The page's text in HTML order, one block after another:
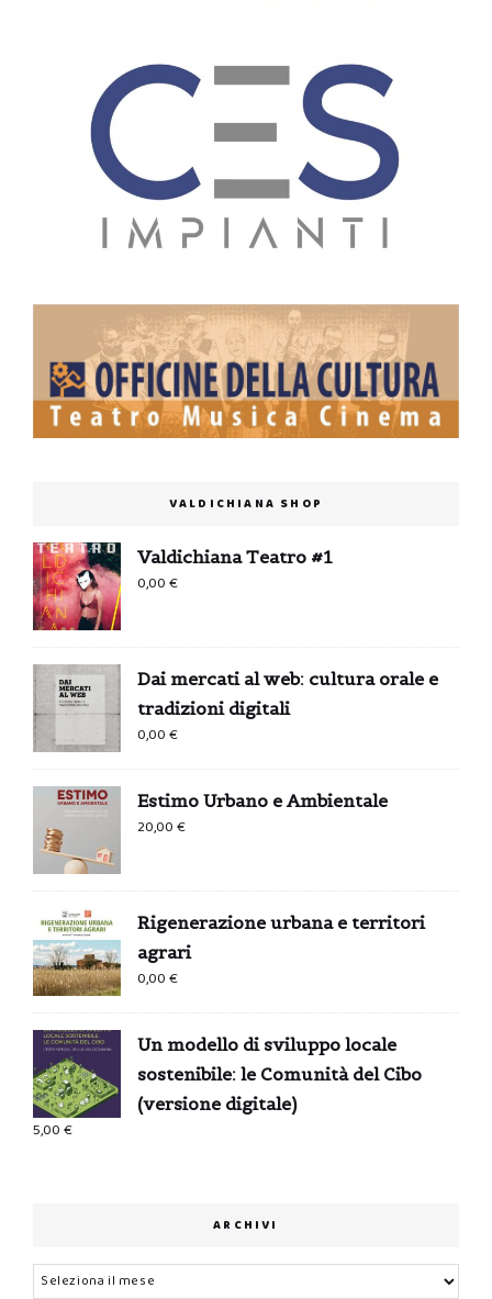
VALDICHIANA SHOP
Valdichiana Teatro #1
0,00€
Dai mercati al web: cultura orale e
tradizioni digitali
0,00€
Estimo Urbano e Ambientale
20,00€
Rigenerazione urbana e territori
agrari
0,00€
Un modello di sviluppo locale
sostenibile: le Comunità del Cibo
(versione digitale)
5,00€
ARCHIVI
Archivi